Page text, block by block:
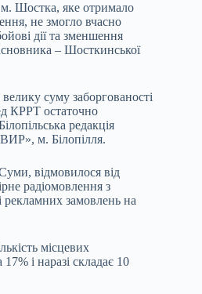
яке отримало
не змогло вчасно
дії та зменшення
– Шосткинської
суму заборгованості
КРРТ остаточно
редакція
м. Білопілля.
відмовилося від
радіомовлення з
рекламних замовлень на
місцевих
і наразі складає 10